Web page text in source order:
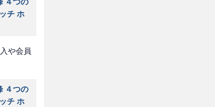
チ ホ
や会員
４つの
チ ホ